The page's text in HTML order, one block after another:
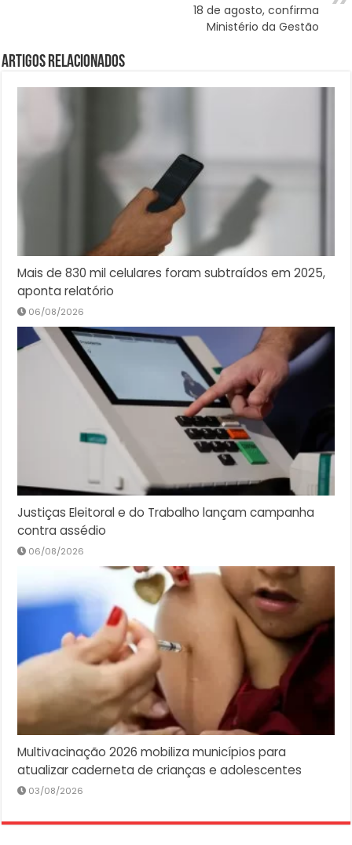
18 de agosto, confirma
Ministério da Gestão
Artigos Relacionados
Mais de 830 mil celulares foram subtraídos em 2025,
aponta relatório
06/08/2026
Justiças Eleitoral e do Trabalho lançam campanha
contra assédio
06/08/2026
Multivacinação 2026 mobiliza municípios para
atualizar caderneta de crianças e adolescentes
03/08/2026